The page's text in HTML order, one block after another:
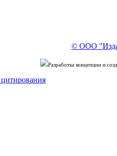
© ООО
Разработка концепции и